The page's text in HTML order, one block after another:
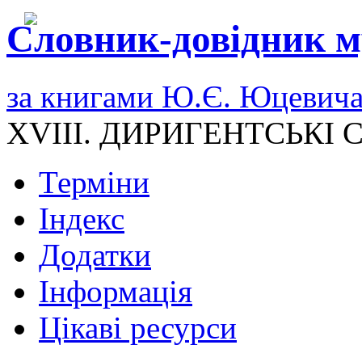
Словник-довідник
за книгами Ю.Є.
XVIII. ДИРИГЕНТСЬКІ
Терміни
Індекс
Додатки
Інформація
Цікаві ресурси